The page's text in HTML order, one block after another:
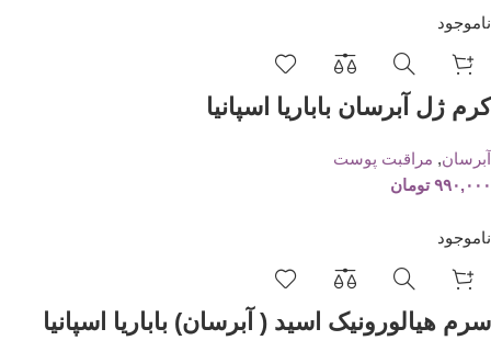
ناموجود
کرم ژل آبرسان باباریا اسپانیا
آبرسان, مراقبت پوست
۹۹۰,۰۰۰ تومان
ناموجود
سرم هیالورونیک اسید ( آبرسان) باباریا اسپانیا